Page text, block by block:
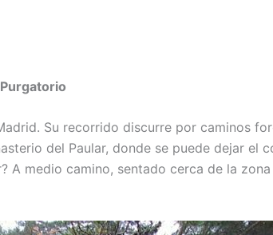
Su recorrido discurre por caminos
del Paular, donde se puede dejar el
A medio camino, sentado cerca de la